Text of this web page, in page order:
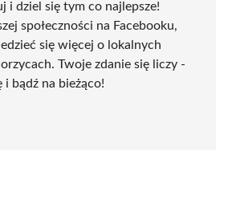
i dziel się tym co najlepsze!
społeczności na Facebooku,
się więcej o lokalnych
Twoje zdanie się liczy -
i bądź na bieżąco!